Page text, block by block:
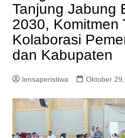
Tanjung Jabung
2030, Komitmen
Kolaborasi
dan Kabupaten
lensaperistiwa Oktober